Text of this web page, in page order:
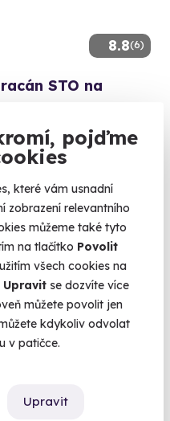
pojďme
které vám usnadní
zobrazení relevantního
můžeme také tyto
na tlačítko Povolit
všech cookies na
Upravit se dozvíte více
můžete povolit jen
kdykoliv odvolat
v patičce.
Upravit
8.8(6)
STO na
sporťáků na světě